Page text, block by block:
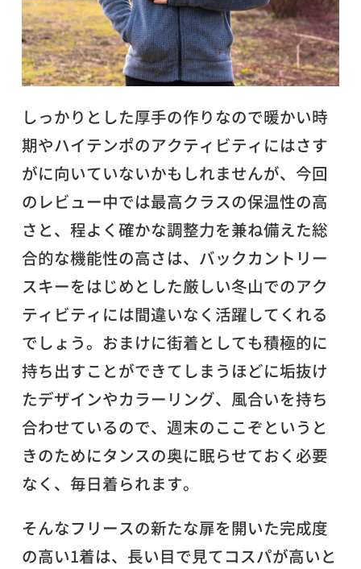
しっかりとした厚手の作りなので暖かい時
期やハイテンポのアクティビティにはさす
がに向いていないかもしれませんが、今回
のレビュー中では最高クラスの保温性の高
さと、程よく確かな調整力を兼ね備えた総
合的な機能性の高さは、バックカントリー
スキーをはじめとした厳しい冬山でのアク
ティビティには間違いなく活躍してくれる
でしょう。おまけに街着としても積極的に
持ち出すことができてしまうほどに垢抜け
たデザインやカラーリング、風合いを持ち
合わせているので、週末のここぞというと
きのためにタンスの奥に眠らせておく必要
なく、毎日着られます。
そんなフリースの新たな扉を開いた完成度
の高い1着は、長い目で見てコスパが高いと